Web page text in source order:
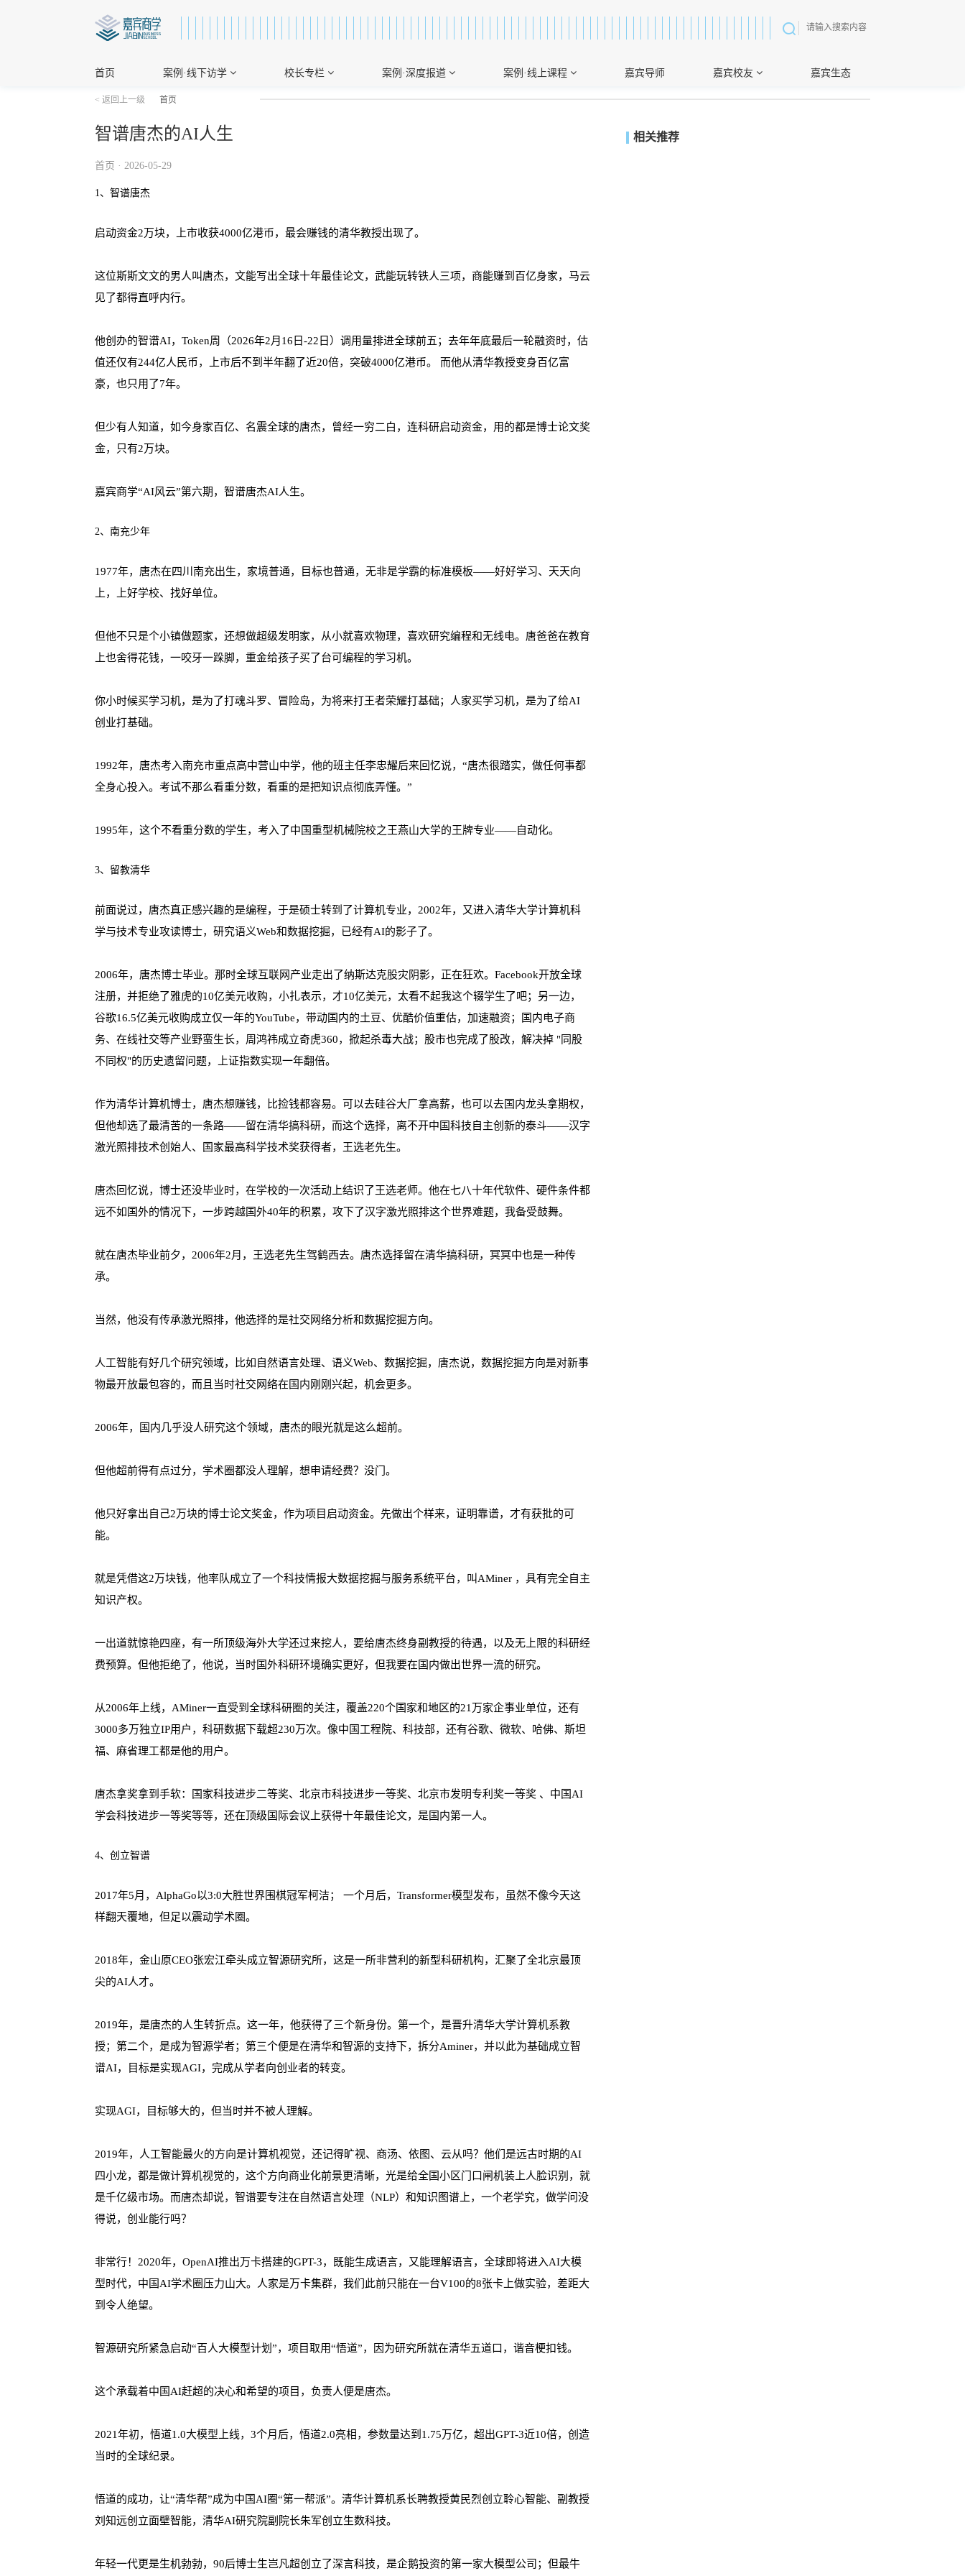
首页 案例·线下访学 校长专栏 案例·深度报道 案例·线上课程 嘉宾导师 嘉宾校友 嘉宾生态
< 返回上一级 首页
智谱唐杰的AI人生
首页 · 2026-05-29
1、智谱唐杰
启动资金2万块，上市收获4000亿港币，最会赚钱的清华教授出现了。
这位斯斯文文的男人叫唐杰，文能写出全球十年最佳论文，武能玩转铁人三项，商能赚到百亿身家，马云
见了都得直呼内行。
他创办的智谱AI，Token周（2026年2月16日-22日）调用量排进全球前五；去年年底最后一轮融资时，估
值还仅有244亿人民币，上市后不到半年翻了近20倍，突破4000亿港币。 而他从清华教授变身百亿富
豪，也只用了7年。
但少有人知道，如今身家百亿、名震全球的唐杰，曾经一穷二白，连科研启动资金，用的都是博士论文奖
金，只有2万块。
嘉宾商学“AI风云”第六期，智谱唐杰AI人生。
2、南充少年
1977年，唐杰在四川南充出生，家境普通，目标也普通，无非是学霸的标准模板——好好学习、天天向
上，上好学校、找好单位。
但他不只是个小镇做题家，还想做超级发明家，从小就喜欢物理，喜欢研究编程和无线电。唐爸爸在教育
上也舍得花钱，一咬牙一跺脚，重金给孩子买了台可编程的学习机。
你小时候买学习机，是为了打魂斗罗、冒险岛，为将来打王者荣耀打基础；人家买学习机，是为了给AI
创业打基础。
1992年，唐杰考入南充市重点高中营山中学，他的班主任李忠耀后来回忆说，“唐杰很踏实，做任何事都
全身心投入。考试不那么看重分数，看重的是把知识点彻底弄懂。”
1995年，这个不看重分数的学生，考入了中国重型机械院校之王燕山大学的王牌专业——自动化。
3、留教清华
前面说过，唐杰真正感兴趣的是编程，于是硕士转到了计算机专业，2002年，又进入清华大学计算机科
学与技术专业攻读博士，研究语义Web和数据挖掘，已经有AI的影子了。
2006年，唐杰博士毕业。那时全球互联网产业走出了纳斯达克股灾阴影，正在狂欢。Facebook开放全球
注册，并拒绝了雅虎的10亿美元收购，小扎表示，才10亿美元，太看不起我这个辍学生了吧；另一边，
谷歌16.5亿美元收购成立仅一年的YouTube，带动国内的土豆、优酷价值重估，加速融资；国内电子商
务、在线社交等产业野蛮生长，周鸿祎成立奇虎360，掀起杀毒大战；股市也完成了股改，解决掉 "同股
不同权"的历史遗留问题，上证指数实现一年翻倍。
作为清华计算机博士，唐杰想赚钱，比捡钱都容易。可以去硅谷大厂拿高薪，也可以去国内龙头拿期权，
但他却选了最清苦的一条路——留在清华搞科研，而这个选择，离不开中国科技自主创新的泰斗——汉字
激光照排技术创始人、国家最高科学技术奖获得者，王选老先生。
唐杰回忆说，博士还没毕业时，在学校的一次活动上结识了王选老师。他在七八十年代软件、硬件条件都
远不如国外的情况下，一步跨越国外40年的积累，攻下了汉字激光照排这个世界难题，我备受鼓舞。
就在唐杰毕业前夕，2006年2月，王选老先生驾鹤西去。唐杰选择留在清华搞科研，冥冥中也是一种传
承。
当然，他没有传承激光照排，他选择的是社交网络分析和数据挖掘方向。
人工智能有好几个研究领域，比如自然语言处理、语义Web、数据挖掘，唐杰说，数据挖掘方向是对新事
物最开放最包容的，而且当时社交网络在国内刚刚兴起，机会更多。
2006年，国内几乎没人研究这个领域，唐杰的眼光就是这么超前。
但他超前得有点过分，学术圈都没人理解，想申请经费？没门。
他只好拿出自己2万块的博士论文奖金，作为项目启动资金。先做出个样来，证明靠谱，才有获批的可
能。
就是凭借这2万块钱，他率队成立了一个科技情报大数据挖掘与服务系统平台，叫AMiner ，具有完全自主
知识产权。
一出道就惊艳四座，有一所顶级海外大学还过来挖人，要给唐杰终身副教授的待遇，以及无上限的科研经
费预算。但他拒绝了，他说，当时国外科研环境确实更好，但我要在国内做出世界一流的研究。
从2006年上线，AMiner一直受到全球科研圈的关注，覆盖220个国家和地区的21万家企事业单位，还有
3000多万独立IP用户，科研数据下载超230万次。像中国工程院、科技部，还有谷歌、微软、哈佛、斯坦
福、麻省理工都是他的用户。
唐杰拿奖拿到手软：国家科技进步二等奖、北京市科技进步一等奖、北京市发明专利奖一等奖 、中国AI
学会科技进步一等奖等等，还在顶级国际会议上获得十年最佳论文，是国内第一人。
4、创立智谱
2017年5月，AlphaGo以3:0大胜世界围棋冠军柯洁； 一个月后，Transformer模型发布，虽然不像今天这
样翻天覆地，但足以震动学术圈。
2018年，金山原CEO张宏江牵头成立智源研究所，这是一所非营利的新型科研机构，汇聚了全北京最顶
尖的AI人才。
2019年，是唐杰的人生转折点。这一年，他获得了三个新身份。第一个，是晋升清华大学计算机系教
授；第二个，是成为智源学者；第三个便是在清华和智源的支持下，拆分Aminer，并以此为基础成立智
谱AI，目标是实现AGI，完成从学者向创业者的转变。
实现AGI，目标够大的，但当时并不被人理解。
2019年，人工智能最火的方向是计算机视觉，还记得旷视、商汤、依图、云从吗？他们是远古时期的AI
四小龙，都是做计算机视觉的，这个方向商业化前景更清晰，光是给全国小区门口闸机装上人脸识别，就
是千亿级市场。而唐杰却说，智谱要专注在自然语言处理（NLP）和知识图谱上，一个老学究，做学问没
得说，创业能行吗？
非常行！2020年，OpenAI推出万卡搭建的GPT-3，既能生成语言，又能理解语言，全球即将进入AI大模
型时代，中国AI学术圈压力山大。人家是万卡集群，我们此前只能在一台V100的8张卡上做实验，差距大
到令人绝望。
智源研究所紧急启动“百人大模型计划”，项目取用“悟道”，因为研究所就在清华五道口，谐音梗扣钱。
这个承载着中国AI赶超的决心和希望的项目，负责人便是唐杰。
2021年初，悟道1.0大模型上线，3个月后，悟道2.0亮相，参数量达到1.75万亿，超出GPT-3近10倍，创造
当时的全球纪录。
悟道的成功，让“清华帮”成为中国AI圈“第一帮派”。清华计算机系长聘教授黄民烈创立聆心智能、副教授
刘知远创立面壁智能，清华AI研究院副院长朱军创立生数科技。
年轻一代更是生机勃勃，90后博士生岂凡超创立了深言科技，是企鹅投资的第一家大模型公司；但最牛
相关推荐